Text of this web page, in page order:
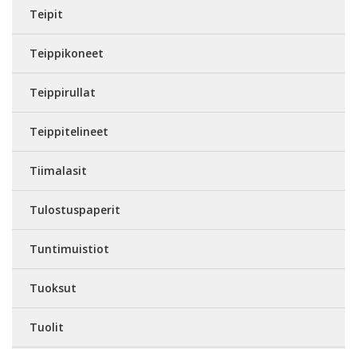
Teipit
Teippikoneet
Teippirullat
Teippitelineet
Tiimalasit
Tulostuspaperit
Tuntimuistiot
Tuoksut
Tuolit